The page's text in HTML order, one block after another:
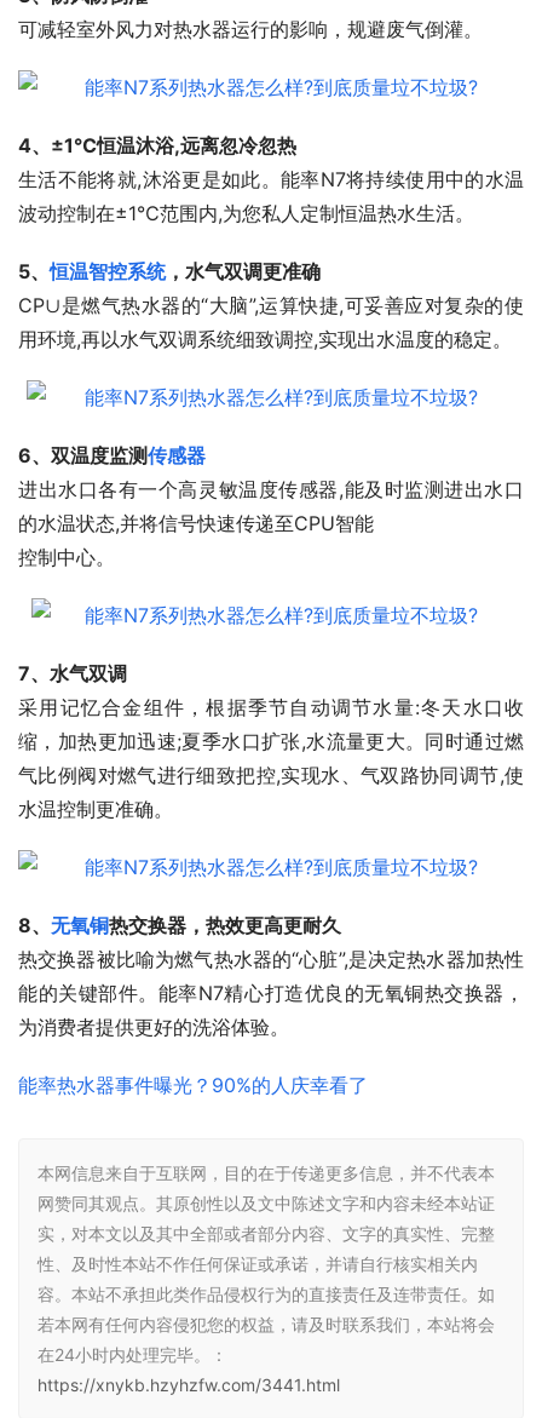
可减轻室外风力对热水器运行的影响，规避废气倒灌。
4、±1℃恒温沐浴,远离忽冷忽热
生活不能将就,沐浴更是如此。能率N7将持续使用中的水温
波动控制在±1℃范围内,为您私人定制恒温热水生活。
5、恒温智控系统，水气双调更准确
CP∪是燃气热水器的“大脑”,运算快捷,可妥善应对复杂的使
用环境,再以水气双调系统细致调控,实现出水温度的稳定。
6、双温度监测传感器
进出水口各有一个高灵敏温度传感器,能及时监测进出水口
的水温状态,并将信号快速传递至CPU智能
控制中心。
7、水气双调
采用记忆合金组件，根据季节自动调节水量:冬天水口收
缩，加热更加迅速;夏季水口扩张,水流量更大。同时通过燃
气比例阀对燃气进行细致把控,实现水、气双路协同调节,使
水温控制更准确。
8、 无氧铜热交换器 ，热效更高更耐久
热交换器被比喻为燃气热水器的“心脏”,是决定热水器加热性
能的关键部件。能率N7精心打造优良的无氧铜热交换器，
为消费者提供更好的洗浴体验。
能率热水器事件曝光？90%的人庆幸看了
本网信息来自于互联网，目的在于传递更多信息，并不代表本
网赞同其观点。其原创性以及文中陈述文字和内容未经本站证
实，对本文以及其中全部或者部分内容、文字的真实性、完整
性、及时性本站不作任何保证或承诺，并请自行核实相关内
容。本站不承担此类作品侵权行为的直接责任及连带责任。如
若本网有任何内容侵犯您的权益，请及时联系我们，本站将会
在24小时内处理完毕。：
https://xnykb.hzyhzfw.com/3441.html